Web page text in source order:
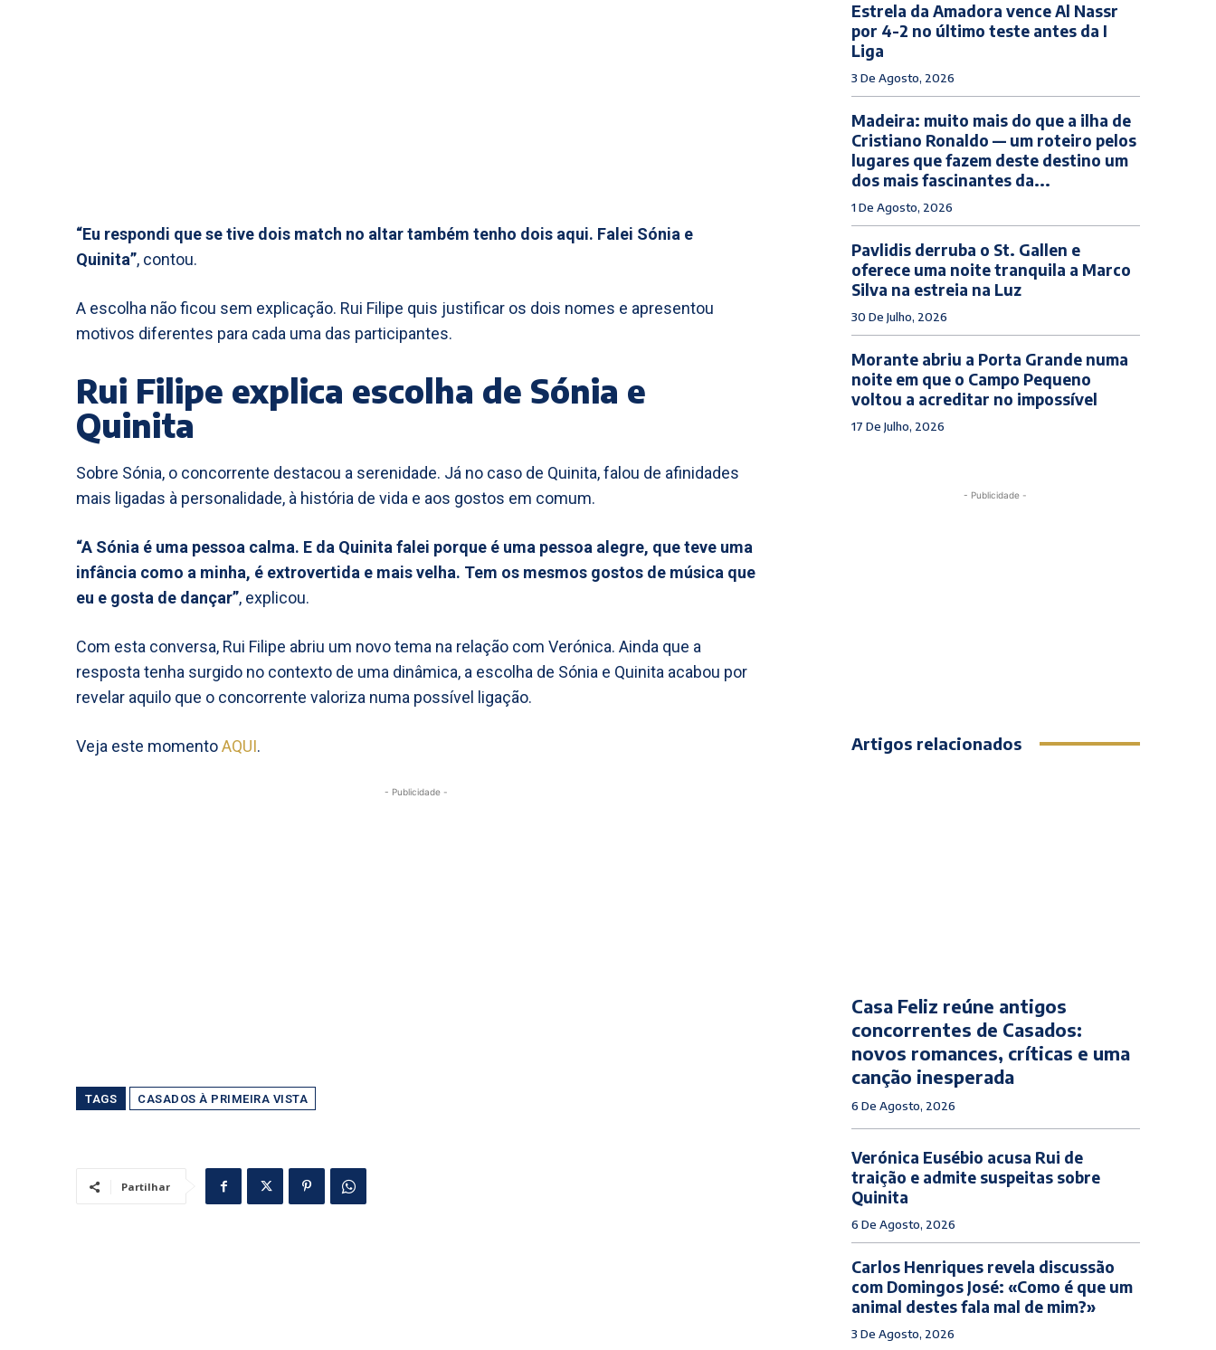
“Eu respondi que se tive dois match no altar também tenho dois aqui. Falei Sónia e
Quinita”, contou.
A escolha não ficou sem explicação. Rui Filipe quis justificar os dois nomes e apresentou
motivos diferentes para cada uma das participantes.
Rui Filipe explica escolha de Sónia e
Quinita
Sobre Sónia, o concorrente destacou a serenidade. Já no caso de Quinita, falou de afinidades
mais ligadas à personalidade, à história de vida e aos gostos em comum.
“A Sónia é uma pessoa calma. E da Quinita falei porque é uma pessoa alegre, que teve uma
infância como a minha, é extrovertida e mais velha. Tem os mesmos gostos de música que
eu e gosta de dançar”, explicou.
Com esta conversa, Rui Filipe abriu um novo tema na relação com Verónica. Ainda que a
resposta tenha surgido no contexto de uma dinâmica, a escolha de Sónia e Quinita acabou por
revelar aquilo que o concorrente valoriza numa possível ligação.
Veja este momentoAQUI.
- Publicidade -
TAGS CASADOS À PRIMEIRA VISTA
Partilhar
Estrela da Amadora vence Al Nassr
por 4-2 no último teste antes da I
Liga
3 De Agosto, 2026
Madeira: muito mais do que a ilha de
Cristiano Ronaldo — um roteiro pelos
lugares que fazem deste destino um
dos mais fascinantes da...
1 De Agosto, 2026
Pavlidis derruba o St. Gallen e
oferece uma noite tranquila a Marco
Silva na estreia na Luz
30 De Julho, 2026
Morante abriu a Porta Grande numa
noite em que o Campo Pequeno
voltou a acreditar no impossível
17 De Julho, 2026
- Publicidade -
Artigos relacionados
Casa Feliz reúne antigos
concorrentes de Casados:
novos romances, críticas e uma
canção inesperada
6 De Agosto, 2026
Verónica Eusébio acusa Rui de
traição e admite suspeitas sobre
Quinita
6 De Agosto, 2026
Carlos Henriques revela discussão
com Domingos José: «Como é que um
animal destes fala mal de mim?»
3 De Agosto, 2026